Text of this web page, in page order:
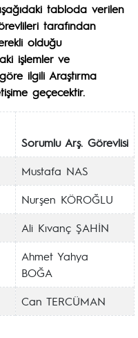
tabloda verilen
tarafından
olduğu
işlemler ve
ilgili Araştırma
geçecektir.
Sorumlu Arş. Görevlisi
Mustafa NAS
Nurşen KÖROĞLU
Ali Kıvanç ŞAHİN
Ahmet Yahya
BOĞA
Can TERCÜMAN